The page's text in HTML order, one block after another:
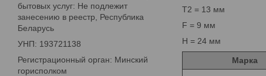
бытовых услуг: Не подлежит
занесению в реестр, Республика
Беларусь
УНП: 193721138
Регистрационный орган: Минский
горисполком
T2 = 13 мм
F = 9 мм
H = 24 мм
Марка